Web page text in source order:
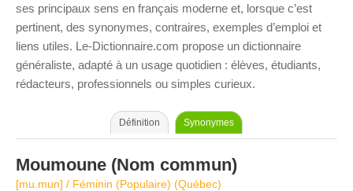
ses principaux sens en français moderne et, lorsque c’est
pertinent, des synonymes, contraires, exemples d’emploi et
liens utiles. Le-Dictionnaire.com propose un dictionnaire
généraliste, adapté à un usage quotidien : élèves, étudiants,
rédacteurs, professionnels ou simples curieux.
Définition Synonymes
Moumoune (Nom commun)
[mu.mun] / Féminin (Populaire) (Québec)